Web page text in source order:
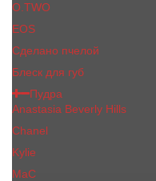
O.TWO
EOS
Сделано пчелой
Блеск для губ
Пудра
Anastasia Beverly Hills
Chanel
Kylie
MaC